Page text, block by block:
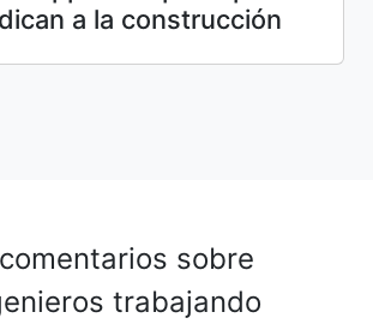
a la construcción
sobre
trabajando